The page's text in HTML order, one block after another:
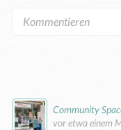
Community
vor etwa einem